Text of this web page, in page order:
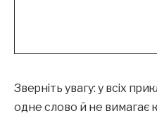
Зверніть увагу: у всіх
одне слово й не вимагає